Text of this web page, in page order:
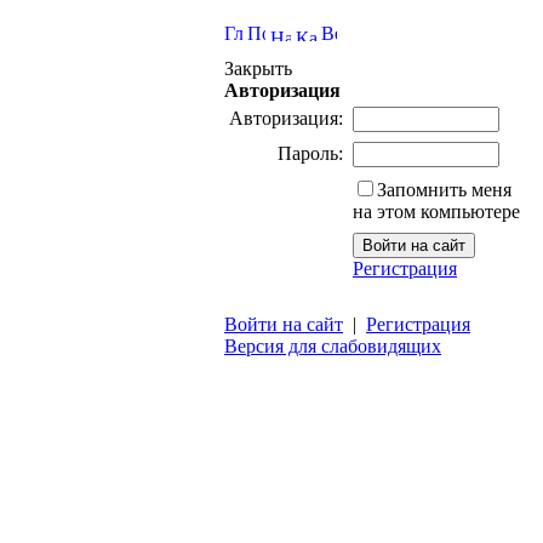
Закрыть
Авторизация
Авторизация:
Пароль:
Запомнить меня
на этом компьютере
Регистрация
Войти на сайт | Регистрация
Версия для слабовидящих